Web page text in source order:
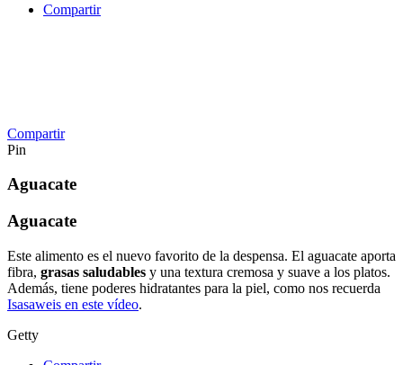
Compartir
Compartir
Pin
Aguacate
Aguacate
Este alimento es el nuevo favorito de la despensa. El aguacate aporta
fibra, grasas saludables y una textura cremosa y suave a los platos.
Además, tiene poderes hidratantes para la piel, como nos recuerda
Isasaweis en este vídeo.
Getty